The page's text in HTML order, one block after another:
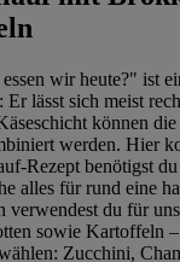
wir heute?" ist
lässt sich meist
können
werden. Hier
Rezept benötigst
alles für rund eine
verwendest du für
sowie Kartoffeln
Zucchini,